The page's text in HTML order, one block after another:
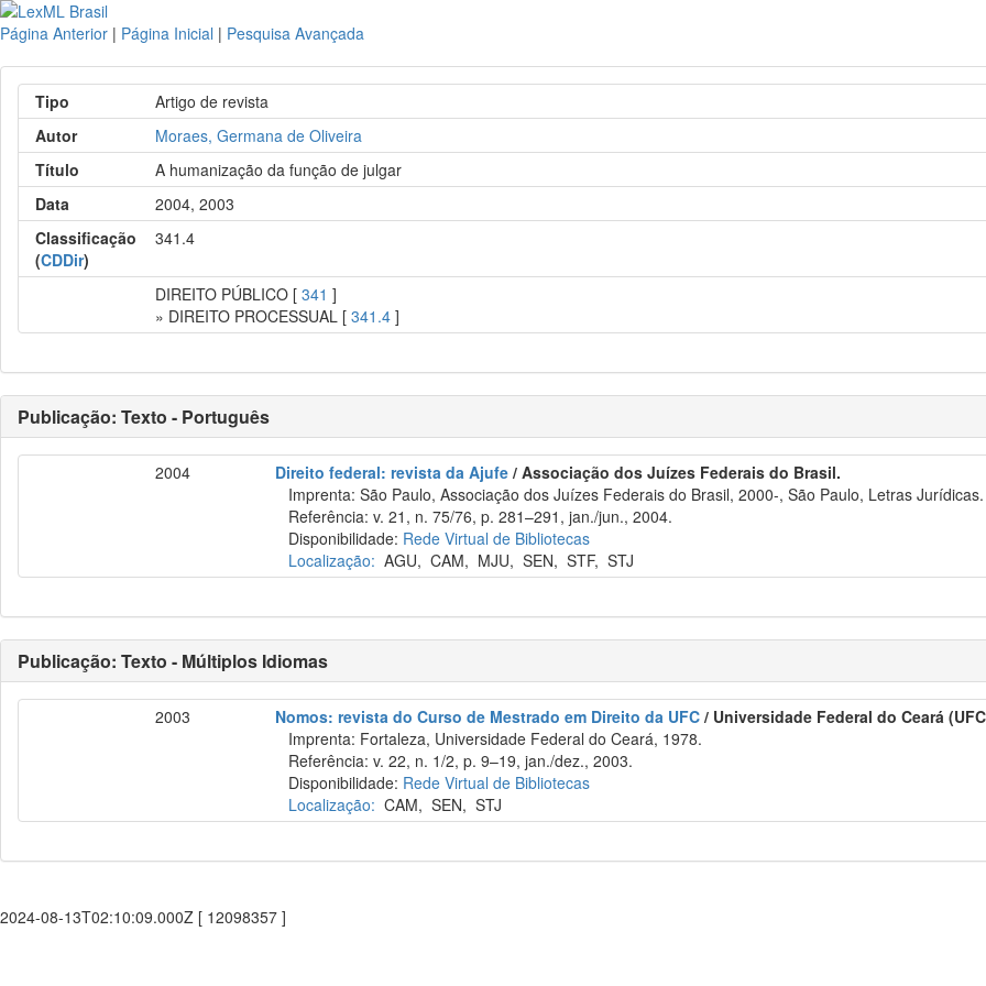
Página Anterior | Página Inicial | Pesquisa Avançada
Tipo
Artigo de revista
Autor
Moraes, Germana de Oliveira
Título
A humanização da função de julgar
Data
2004, 2003
Classificação
(CDDir)
341.4
DIREITO PÚBLICO [341 ]
» DIREITO PROCESSUAL [341.4 ]
Publicação: Texto - Português
2004 Direito federal: revista da Ajufe / Associação dos Juízes Federais do Brasil.
Imprenta: São Paulo, Associação dos Juízes Federais do Brasil, 2000-, São Paulo, Letras Jurídicas.
Referência: v. 21, n. 75/76, p. 281–291, jan./jun., 2004.
Disponibilidade: Rede Virtual de Bibliotecas
Localização: AGU,CAM, MJU,SEN,STF,STJ
Publicação: Texto - Múltiplos Idiomas
2003 Nomos: revista do Curso de Mestrado em Direito da UFC / Universidade Federal do Ceará
Imprenta: Fortaleza, Universidade Federal do Ceará, 1978.
Referência: v. 22, n. 1/2, p. 9–19, jan./dez., 2003.
Disponibilidade: Rede Virtual de Bibliotecas
Localização: CAM,SEN,STJ
2024-08-13T02:10:09.000Z [ 12098357 ]